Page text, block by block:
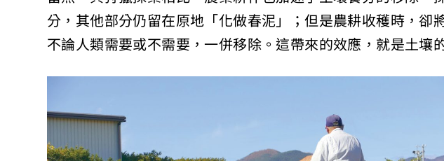
分，其他部分仍留在原地「化做春泥」；但是農耕收穫時，卻
不論人類需要或不需要，一併移除。這帶來的效應，就是土壤